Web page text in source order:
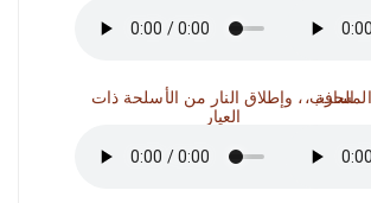
الحرب ، وإطلاق النار من الأسلحة ذات
العيار
،